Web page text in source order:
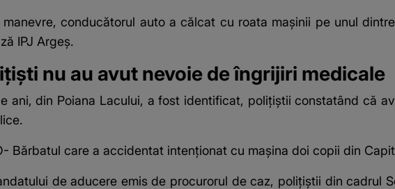
conducătorul auto a călcat cu roata maşinii pe unul
IPJ Argeş.
nu au avut nevoie de îngrijiri medicale
ani, din Poiana Lacului, a fost identificat, poliţiştii constatând că
Bărbatul care a accidentat intenţionat cu maşina doi copii din
de aducere emis de procurorul de caz, poliţiştii din cadrul